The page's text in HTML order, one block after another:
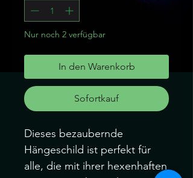
Nur noch 2 verfügbar
In den Warenkorb
Sofortkauf
Dieses bezaubernde
Hängeschild ist perfekt für
alle, die mit ihrer hexenhaften